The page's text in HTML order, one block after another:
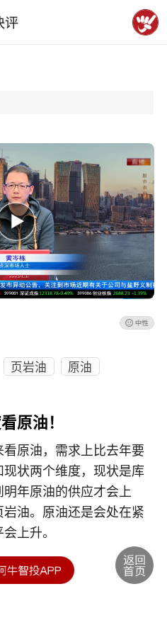
评
拉刷新
页岩油
原油
原油！
原油，需求上比去年要
状两个维度，现状是库
年原油的供应才会上
油。原油还是会处在紧
上升。